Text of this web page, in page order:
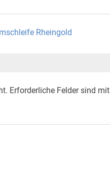
Rheingold
Erforderliche Felder sind mit